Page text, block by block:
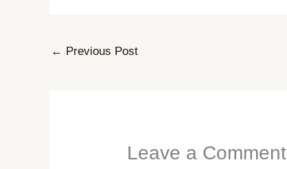
← Previous Post
Leave a Comment